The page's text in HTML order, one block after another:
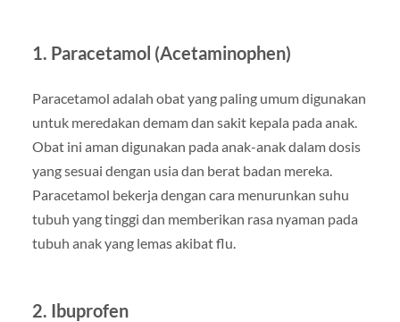
1. Paracetamol (Acetaminophen)
Paracetamol adalah obat yang paling umum digunakan
untuk meredakan demam dan sakit kepala pada anak.
Obat ini aman digunakan pada anak-anak dalam dosis
yang sesuai dengan usia dan berat badan mereka.
Paracetamol bekerja dengan cara menurunkan suhu
tubuh yang tinggi dan memberikan rasa nyaman pada
tubuh anak yang lemas akibat flu.
2. Ibuprofen